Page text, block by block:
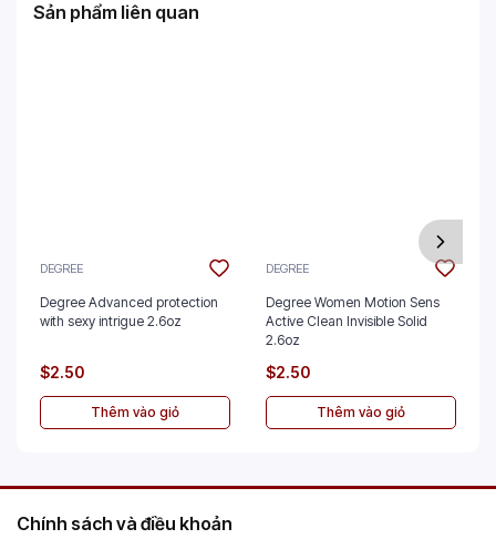
Sản phẩm liên quan
DEGREE
Degree Advanced protection
with sexy intrigue 2.6oz
$2.50
Thêm vào giỏ
DEGREE
Degree Women Motion Sens
Active Clean Invisible Solid
2.6oz
$2.50
Thêm vào giỏ
Chính sách và điều khoản